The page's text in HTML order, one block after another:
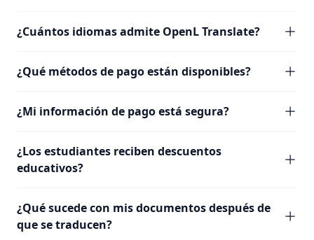
¿Cuántos idiomas admite OpenL Translate?
¿Qué métodos de pago están disponibles?
¿Mi información de pago está segura?
¿Los estudiantes reciben descuentos
educativos?
¿Qué sucede con mis documentos después de
que se traducen?